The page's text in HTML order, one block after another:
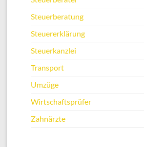
Steuerberatung
Steuererklärung
Steuerkanzlei
Transport
Umzüge
Wirtschaftsprüfer
Zahnärzte